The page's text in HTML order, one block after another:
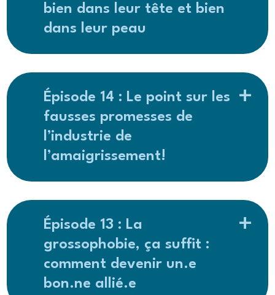
bien dans leur tête et bien
dans leur peau
Épisode 14 : Le point sur les
fausses promesses de
l’industrie de
l’amaigrissement!
Épisode 13 : La
grossophobie, ça suffit :
comment devenir un.e
bon.ne allié.e